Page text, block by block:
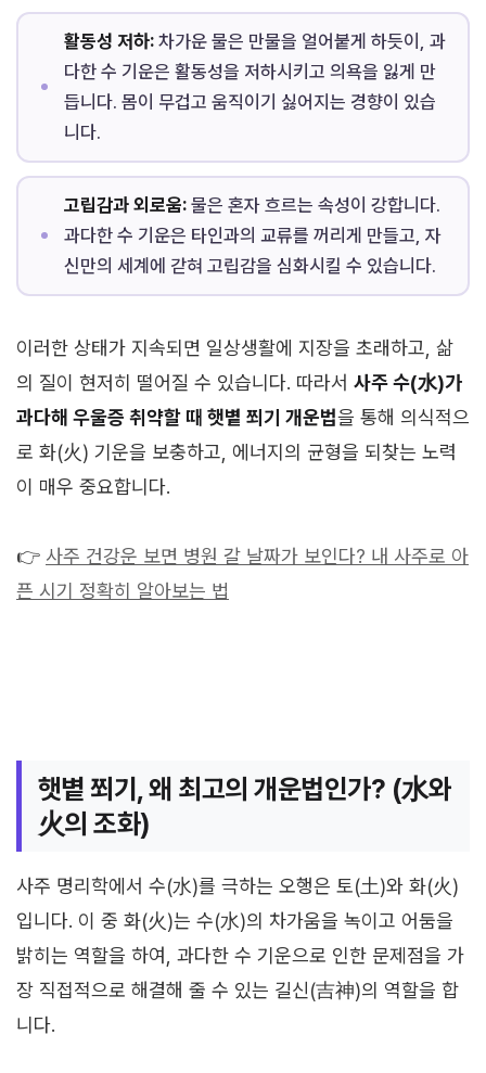
활동성 저하:차가운 물은 만물을 얼어붙게 하듯이, 과
다한 수 기운은 활동성을 저하시키고 의욕을 잃게 만
듭니다. 몸이 무겁고 움직이기 싫어지는 경향이 있습
니다.
고립감과 외로움:물은 혼자 흐르는 속성이 강합니다.
과다한 수 기운은 타인과의 교류를 꺼리게 만들고, 자
신만의 세계에 갇혀 고립감을 심화시킬 수 있습니다.
이러한 상태가 지속되면 일상생활에 지장을 초래하고, 삶
의 질이 현저히 떨어질 수 있습니다. 따라서 사주 수(水)가
과다해 우울증 취약할 때 햇볕 쬐기 개운법을 통해 의식적으
로 화(火) 기운을 보충하고, 에너지의 균형을 되찾는 노력
이 매우 중요합니다.
👉 사주 건강운 보면 병원 갈 날짜가 보인다? 내 사주로 아
픈 시기 정확히 알아보는 법
햇볕 쬐기, 왜 최고의 개운법인가? (水와
火의 조화)
사주 명리학에서 수(水)를 극하는 오행은 토(土)와 화(火)
입니다. 이 중 화(火)는 수(水)의 차가움을 녹이고 어둠을
밝히는 역할을 하여, 과다한 수 기운으로 인한 문제점을 가
장 직접적으로 해결해 줄 수 있는 길신(吉神)의 역할을 합
니다.